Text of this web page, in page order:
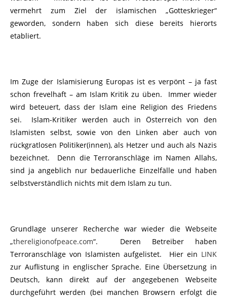
vermehrt zum Ziel der islamischen „Gotteskrieger“
geworden, sondern haben sich diese bereits hierorts
etabliert.
Im Zuge der Islamisierung Europas ist es verpönt – ja fast
schon frevelhaft – am Islam Kritik zu üben. Immer wieder
wird beteuert, dass der Islam eine Religion des Friedens
sei. Islam-Kritiker werden auch in Österreich von den
Islamisten selbst, sowie von den Linken aber auch von
rückgratlosen Politiker(innen), als Hetzer und auch als Nazis
bezeichnet. Denn die Terroranschläge im Namen Allahs,
sind ja angeblich nur bedauerliche Einzelfälle und haben
selbstverständlich nichts mit dem Islam zu tun.
Grundlage unserer Recherche war wieder die Webseite
„thereligionofpeace.com“. Deren Betreiber haben
Terroranschläge von Islamisten aufgelistet. Hier ein LINK
zur Auflistung in englischer Sprache. Eine Übersetzung in
Deutsch, kann direkt auf der angegebenen Webseite
durchgeführt werden (bei manchen Browsern erfolgt die